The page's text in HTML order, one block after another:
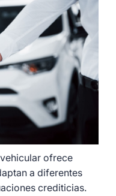
ofrece
a diferentes
crediticias.